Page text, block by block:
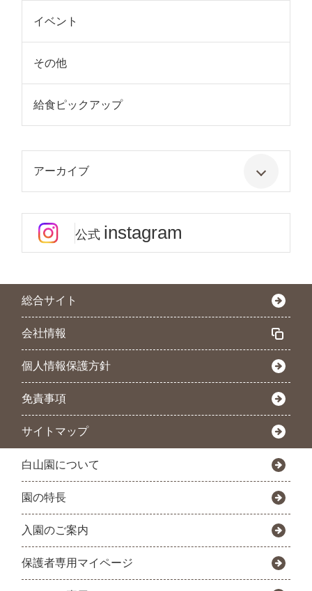
イベント
その他
給食ピックアップ
アーカイブ
公式 instagram
総合サイト
会社情報
個人情報保護方針
免責事項
サイトマップ
白山園について
園の特長
入園のご案内
保護者専用マイページ